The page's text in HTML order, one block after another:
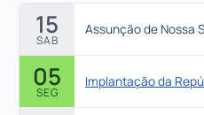
15
SAB
Assunção de Nossa
05
SEG
Implantação da